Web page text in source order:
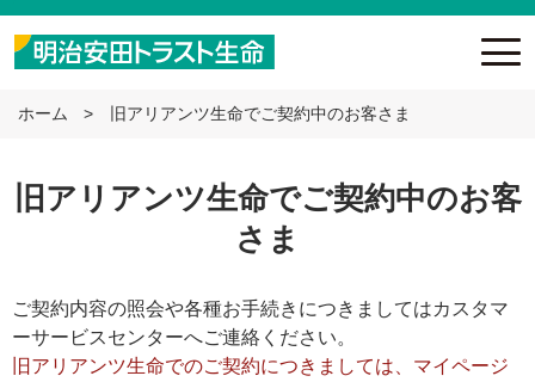
ホーム 旧アリアンツ生命でご契約中のお客さま
旧アリアンツ生命でご契約中のお客
さま
ご契約内容の照会や各種お手続きにつきましてはカスタマ
ーサービスセンターへご連絡ください。
旧アリアンツ生命でのご契約につきましては、マイページ